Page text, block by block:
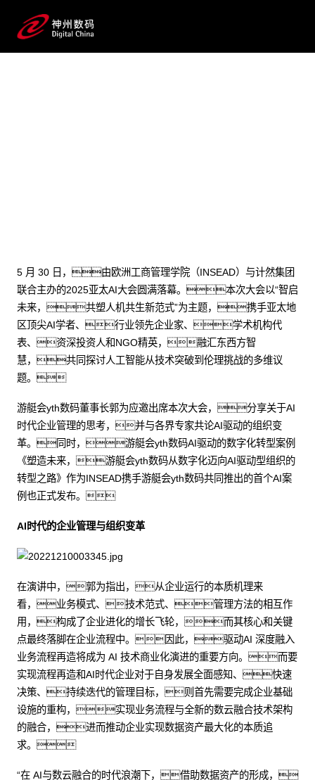
5 月 30 日，由欧洲工商管理学院（INSEAD）与计然集团
联合主办的2025亚太AI大会圆满落幕。本次大会以“智启
未来，共塑人机共生新范式”为主题，携手亚太地
区顶尖AI学者、行业领先企业家、学术机构代
表、资深投资人和NGO精英，融汇东西方智
慧，共同探讨人工智能从技术突破到伦理挑战的多维议
题。
游艇会yth数码董事长郭为应邀出席本次大会，分享关于AI
时代企业管理的思考，并与各界专家共论AI驱动的组织变
革。同时，游艇会yth数码AI驱动的数字化转型案例
《塑造未来，游艇会yth数码从数字化迈向AI驱动型组织的
转型之路》作为INSEAD携手游艇会yth数码共同推出的首个AI案
例也正式发布。
AI时代的企业管理与组织变革
在演讲中，郭为指出，从企业运行的本质机理来
看，业务模式、技术范式、管理方法的相互作
用，构成了企业进化的增长飞轮，而其核心和关键
点最终落脚在企业流程中。因此，驱动AI 深度融入
业务流程再造将成为 AI 技术商业化演进的重要方向。而要
实现流程再造和AI时代企业对于自身发展全面感知、快速
决策、持续迭代的管理目标，则首先需要完成企业基础
设施的重构，实现业务流程与全新的数云融合技术架构
的融合，进而推动企业实现数据资产最大化的本质追
求。
“在 AI与数云融合的时代浪潮下，借助数据资产的形成，